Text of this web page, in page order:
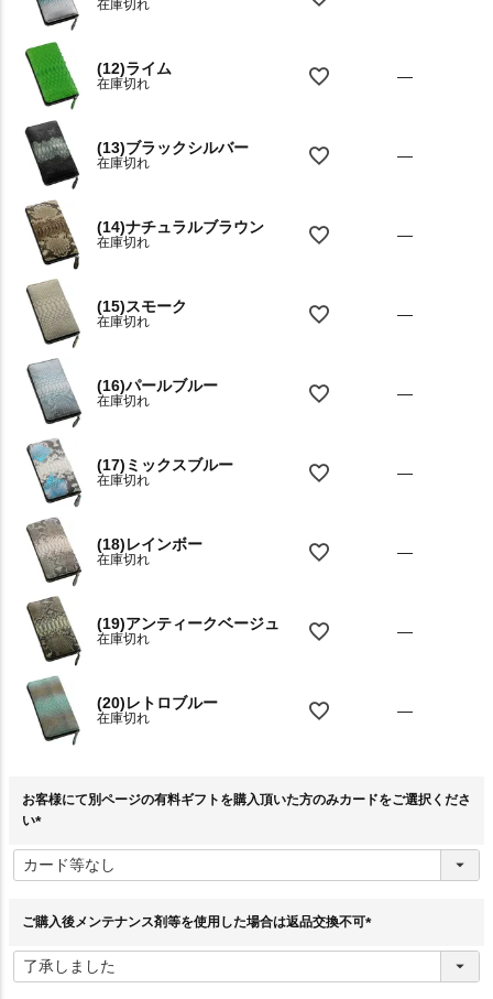
在庫切れ
(12)ライム
在庫切れ —
(13)ブラックシルバー
在庫切れ —
(14)ナチュラルブラウン
在庫切れ —
(15)スモーク
在庫切れ —
(16)パールブルー
在庫切れ —
(17)ミックスブルー
在庫切れ —
(18)レインボー
在庫切れ —
(19)アンティークベージュ
在庫切れ —
(20)レトロブルー
在庫切れ —
お客様にて別ページの有料ギフトを購入頂いた方のみカードをご選択くださ
い
必
須
ご購入後メンテナンス剤等を使用した場合は返品交換不可
須